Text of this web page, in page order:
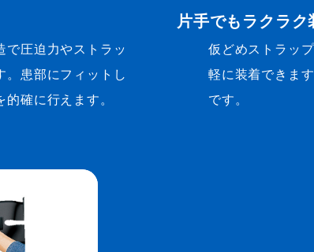
で圧迫力やストラッ
。患部にフィットし
確に行えます。
片手でもラクラク
仮どめストラッ
軽に装着できま
です。